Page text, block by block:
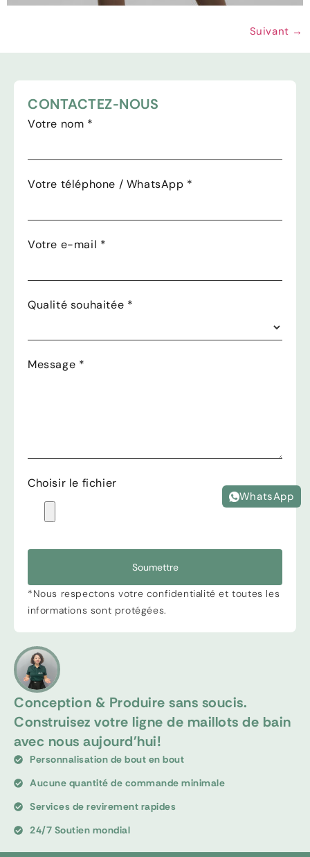
Suivant →
Conception & Produire sans soucis.
Construisez votre ligne de maillots de bain
avec nous aujourd'hui!
Personnalisation de bout en bout
Aucune quantité de commande minimale
Services de revirement rapides
24/7 Soutien mondial
CONTACTEZ-NOUS
Votre nom *
Votre téléphone / WhatsApp *
Votre e-mail *
Qualité souhaitée *
Message *
Choisir le fichier
Soumettre
*Nous respectons votre confidentialité et toutes les
informations sont protégées.
WhatsApp